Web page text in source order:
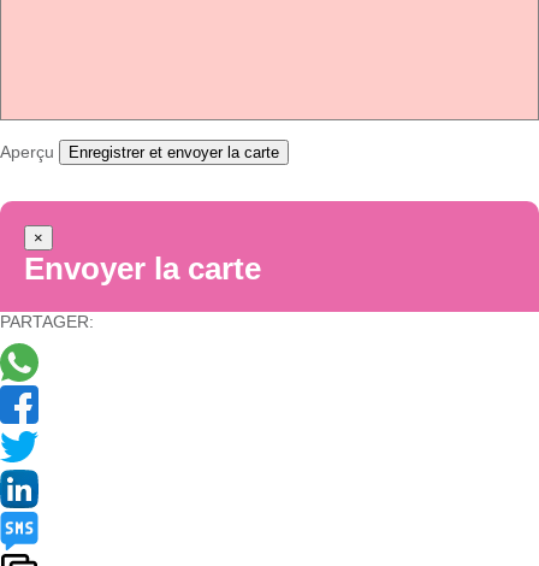
Aperçu Enregistrer et envoyer la carte
×
Envoyer la carte
PARTAGER: